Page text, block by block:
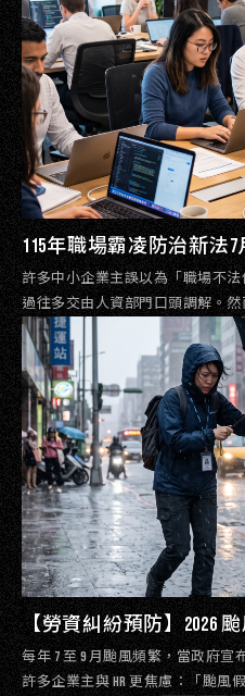
115年職場霸凌防治新法
萬？最高負責人申訴與
務所
許多中小企業主誤以為「職場不
過往多交由人資部門口頭調解。然
已正式成為《職業安全衛生法》
處罰對象擴大到雇主怠慢、吃案
自己就是霸凌者」的痛點引入外
帶您快速掌握企業主的合規底線。
【勞資糾紛預防】2026
師揭密：居家辦公、計
的四大勞檢地雷
每年 7 至 9 月颱風頻繁，當政府
許多企業主與 HR 更焦慮：「颱風